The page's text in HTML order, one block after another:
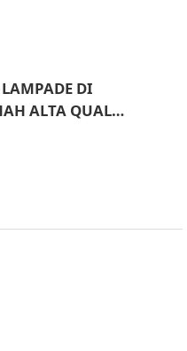
DI
ALTA QUAL…